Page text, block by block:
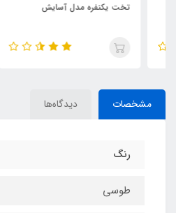
تخت یکنفره مدل آسایش
مشخصات دیدگاه‌ها
رنگ
طوسی